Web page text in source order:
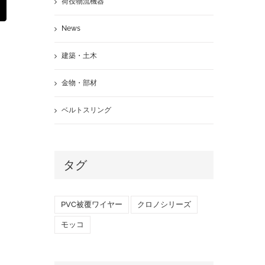
News
建築・土木
金物・部材
ベルトスリング
タグ
PVC被覆ワイヤー クロノシリーズ
モッコ